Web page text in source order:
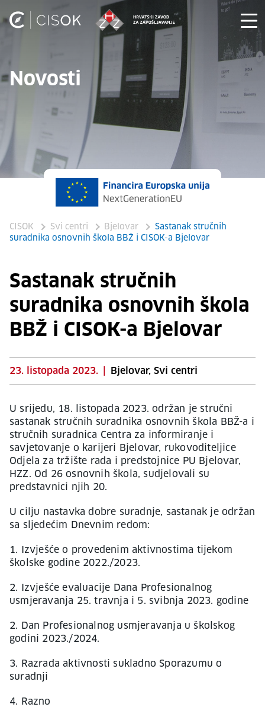
Novosti
CISOK Svi centri Bjelovar
Sastanak stručnih
suradnika osnovnih škola BBŽ i CISOK-a Bjelovar
Sastanak stručnih
suradnika osnovnih škola
BBŽ i CISOK-a Bjelovar
23. listopada 2023. Bjelovar, Svi centri
U srijedu, 18. listopada 2023. održan je stručni
sastanak stručnih suradnika osnovnih škola BBŽ-a i
stručnih suradnica Centra za informiranje i
savjetovanje o karijeri Bjelovar, rukovoditeljice
Odjela za tržište rada i predstojnice PU Bjelovar,
HZZ. Od 26 osnovnih škola, sudjelovali su
predstavnici njih 20.
U cilju nastavka dobre suradnje, sastanak je održan
sa sljedećim Dnevnim redom:
1. Izvješće o provedenim aktivnostima tijekom
školske godine 2022./2023.
2. Izvješće evaluacije Dana Profesionalnog
usmjeravanja 25. travnja i 5. svibnja 2023. godine
2. Dan Profesionalnog usmjeravanja u školskog
godini 2023./2024.
3. Razrada aktivnosti sukladno Sporazumu o
suradnji
4. Razno